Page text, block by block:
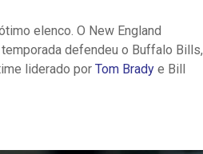
elenco. O New England
defendeu o Buffalo Bills,
liderado por Tom Brady e Bill